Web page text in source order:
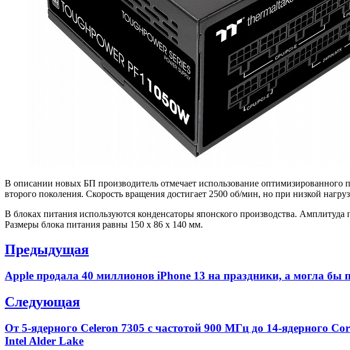
В описании новых БП производитель отмечает использование
второго поколения. Скорость вращения достигает 2500 об/мин, но при низкой
В блоках питания используются конденсаторы японского производства.
Размеры блока питания равны 150 x 86 x 140 мм.
Навигация
записям
Предыдущая
Previous
post:
Apple продала 40 миллионов iPhone 13 на праздники, а могла бы
Следующая
Next
post:
От 5-ядерного Celeron 7305 c частотой 900 МГц до 14-ядерного
Intel Alder Lake